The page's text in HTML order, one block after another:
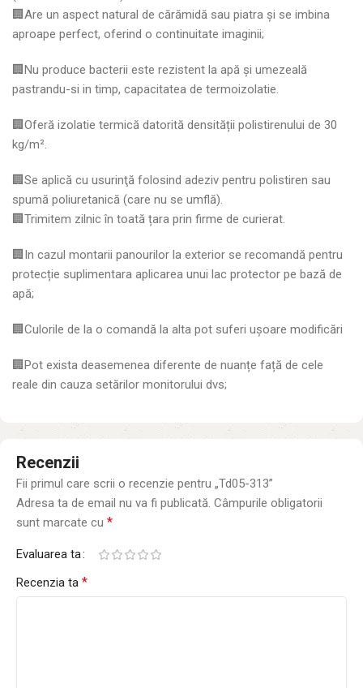
🏢Are un aspect natural de cărămidă sau piatra și se imbina
aproape perfect, oferind o continuitate imaginii;
🏢Nu produce bacterii este rezistent la apă şi umezeală
pastrandu-si in timp, capacitatea de termoizolatie.
🏢Oferă izolatie termică datorită densității polistirenului de 30
kg/m².
🏢Se aplică cu usurinţă folosind adeziv pentru polistiren sau
spumă poliuretanică (care nu se umflă).
🏢Trimitem zilnic în toată țara prin firme de curierat.
🏢In cazul montarii panourilor la exterior se recomandă pentru
protecție suplimentara aplicarea unui lac protector pe bază de
apă;
🏢Culorile de la o comandă la alta pot suferi ușoare modificări
🏢Pot exista deasemenea diferente de nuanțe față de cele
reale din cauza setărilor monitorului dvs;
Recenzii
Fii primul care scrii o recenzie pentru „Td05-313”
Adresa ta de email nu va fi publicată. Câmpurile obligatorii
sunt marcate cu *
Evaluarea ta
Recenzia ta *